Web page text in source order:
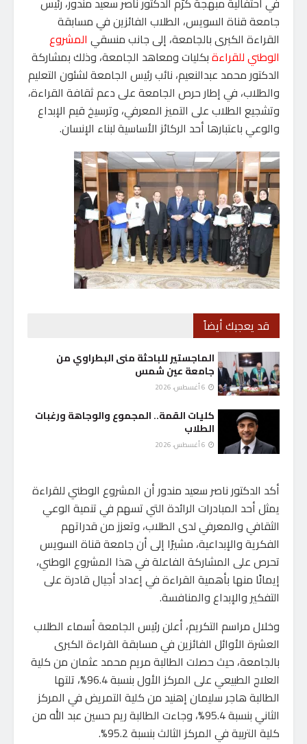
جامعة قناة السويس، الطلاب الفائزين في مسابقة
القراءة الكبرى بالجامعة، إلى جانب منسقي المشروع
الوطني للقراءةبكليات ومعاهد الجامعة، وذلك بمشاركة
الدكتور محمد عبدالنعيم، نائب رئيس الجامعة لشئون التعليم
والطلاب، في إطار حرص الجامعة على دعم ثقافة القراءة،
وتشجيع الطلاب على التميز المعرفي، وترسيخ قيم الإبداع
والوعي باعتبارها أحد الركائز الأساسية لبناء الإنسان.
قد يعجبك أيضاً
الماجستير للباحثة منى البطراوي من
جامعة عين شمس
كليات القمة.. المجموع والوجاهة ورغبات
الطلاب
أكد الدكتور ناصر سعيد مندور أن المشروع الوطني للقراءة
يمثل أحد المبادرات الرائدة التي تسهم في تنمية الوعي
الثقافي والمعرفي لدى الطلاب، وتعزز من قدراتهم
الفكرية والإبداعية، مشيرًا إلى أن جامعة قناة السويس
تحرص على المشاركة الفاعلة في هذا المشروع الوطني،
إيمانًا منها بأهمية القراءة في إعداد أجيال قادرة على
التفكير والإبداع والمنافسة.
وخلال مراسم التكريم، أعلن رئيس الجامعة أسماء الطلاب
العشرة الأوائل الفائزين في مسابقة القراءة الكبرى
بالجامعة، حيث حصلت الطالبة مريم محمد عثمان من كلية
العلاج الطبيعي على المركز الأول بنسبة 96.4%، تلتها
الطالبة هاجر سليمان إهنيد من كلية التمريض في المركز
الثاني بنسبة 95.4%، وجاءت الطالبة ريم حسين عبد الله من
كلية التربية في المركز الثالث بنسبة 95.2%.